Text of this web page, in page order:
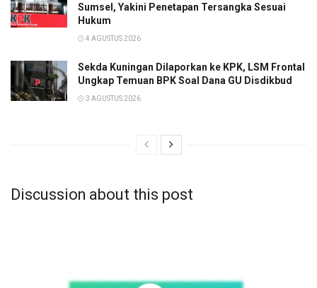
Sumsel, Yakini Penetapan Tersangka Sesuai
Hukum
4 AGUSTUS 2026
Sekda Kuningan Dilaporkan ke KPK, LSM Frontal
Ungkap Temuan BPK Soal Dana GU Disdikbud
3 AGUSTUS 2026
Discussion about this post